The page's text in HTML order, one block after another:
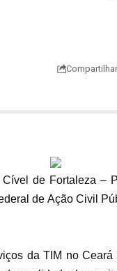
Compartilhar
de Fortaleza –
de Ação Civil
da TIM no